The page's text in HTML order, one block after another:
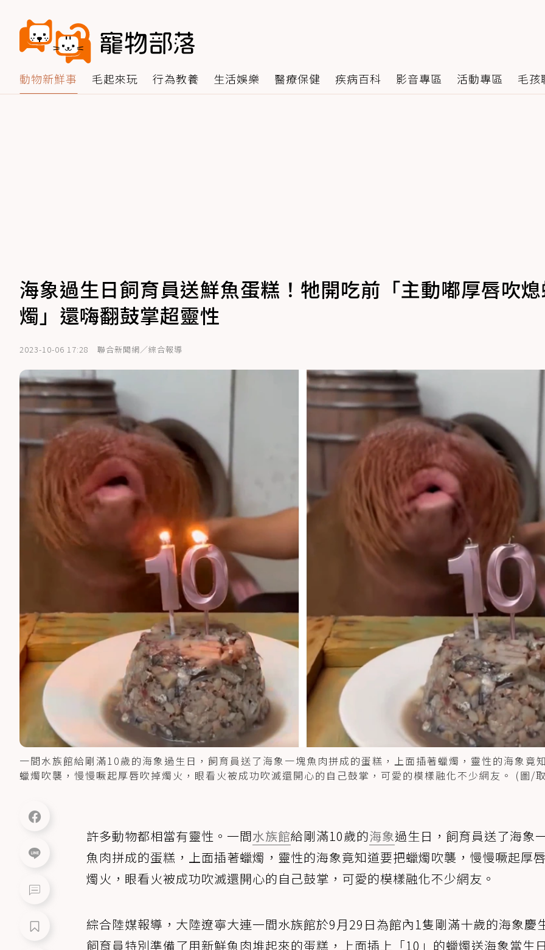
動物新鮮事 毛起來玩 行為教養 生活娛樂 醫療保健 疾病百科 影音專區 活動專區 毛孩
海象過生日飼育員送鮮魚蛋糕！牠開吃前「主動嘟厚唇吹
燭」還嗨翻鼓掌超靈性
2023-10-06 17:28 聯合新聞網／綜合報導
一間水族館給剛滿10歲的海象過生日，飼育員送了海象一塊魚肉拼成的蛋糕，上面插著蠟燭，靈性的海象竟
蠟燭吹襲，慢慢噘起厚唇吹掉燭火，眼看火被成功吹滅還開心的自己鼓掌，可愛的模樣融化不少網友。 (圖/
許多動物都相當有靈性。一間水族館給剛滿10歲的海象過生日，飼育員送了海象
魚肉拼成的蛋糕，上面插著蠟燭，靈性的海象竟知道要把蠟燭吹襲，慢慢噘起厚
燭火，眼看火被成功吹滅還開心的自己鼓掌，可愛的模樣融化不少網友。
綜合陸媒報導，大陸遼寧大連一間水族館於9月29日為館內1隻剛滿十歲的海象慶
飼育員特別準備了用新鮮魚肉堆起來的蛋糕，上面插上「10」的蠟燭送海象當生